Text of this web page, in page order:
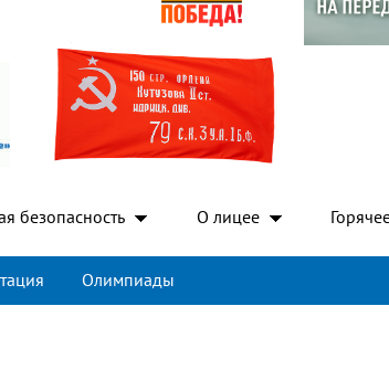
безопасность О лицее
Олимпиады